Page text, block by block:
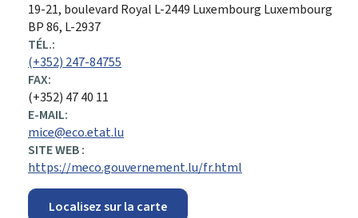
ADRESSE
:
19-21, boulevard Royal L-2449 Luxembourg Luxembourg
BP 86, L-2937
TÉL.:
(+352) 247-84755
FAX:
(+352) 47 40 11
E-MAIL:
mice@eco.etat.lu
SITE WEB :
https://meco.gouvernement.lu/fr.html
Localisez sur la carte